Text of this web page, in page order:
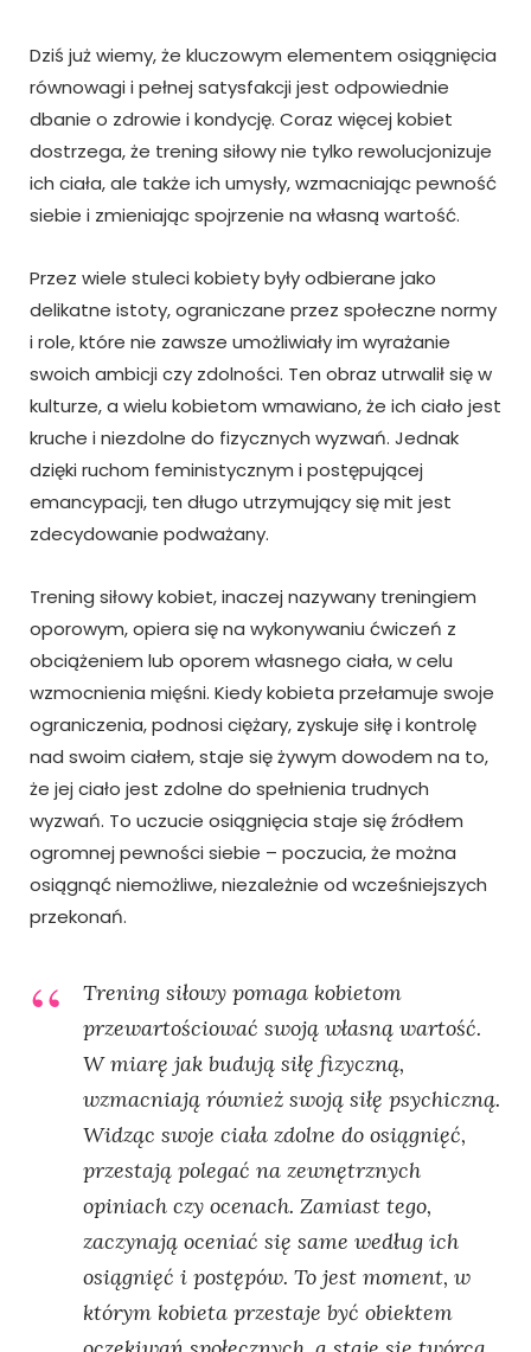
Dziś już wiemy, że kluczowym elementem osiągnięcia
równowagi i pełnej satysfakcji jest odpowiednie
dbanie o zdrowie i kondycję. Coraz więcej kobiet
dostrzega, że trening siłowy nie tylko rewolucjonizuje
ich ciała, ale także ich umysły, wzmacniając pewność
siebie i zmieniając spojrzenie na własną wartość.
Przez wiele stuleci kobiety były odbierane jako
delikatne istoty, ograniczane przez społeczne normy
i role, które nie zawsze umożliwiały im wyrażanie
swoich ambicji czy zdolności. Ten obraz utrwalił się w
kulturze, a wielu kobietom wmawiano, że ich ciało jest
kruche i niezdolne do fizycznych wyzwań. Jednak
dzięki ruchom feministycznym i postępującej
emancypacji, ten długo utrzymujący się mit jest
zdecydowanie podważany.
Trening siłowy kobiet, inaczej nazywany treningiem
oporowym, opiera się na wykonywaniu ćwiczeń z
obciążeniem lub oporem własnego ciała, w celu
wzmocnienia mięśni. Kiedy kobieta przełamuje swoje
ograniczenia, podnosi ciężary, zyskuje siłę i kontrolę
nad swoim ciałem, staje się żywym dowodem na to,
że jej ciało jest zdolne do spełnienia trudnych
wyzwań. To uczucie osiągnięcia staje się źródłem
ogromnej pewności siebie – poczucia, że można
osiągnąć niemożliwe, niezależnie od wcześniejszych
przekonań.
Trening siłowy pomaga kobietom
przewartościować swoją własną wartość.
W miarę jak budują siłę fizyczną,
wzmacniają również swoją siłę psychiczną.
Widząc swoje ciała zdolne do osiągnięć,
przestają polegać na zewnętrznych
opiniach czy ocenach. Zamiast tego,
zaczynają oceniać się same według ich
osiągnięć i postępów. To jest moment, w
którym kobieta przestaje być obiektem